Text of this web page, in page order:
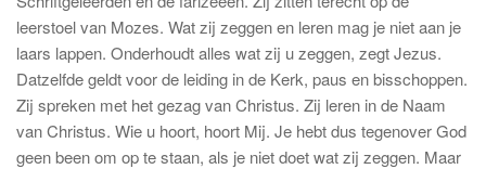
leerstoel van Mozes. Wat zij zeggen en leren mag je niet aan je
laars lappen. Onderhoudt alles wat zij u zeggen, zegt Jezus.
Datzelfde geldt voor de leiding in de Kerk, paus en bisschoppen.
Zij spreken met het gezag van Christus. Zij leren in de Naam
van Christus. Wie u hoort, hoort Mij. Je hebt dus tegenover God
geen been om op te staan, als je niet doet wat zij zeggen. Maar